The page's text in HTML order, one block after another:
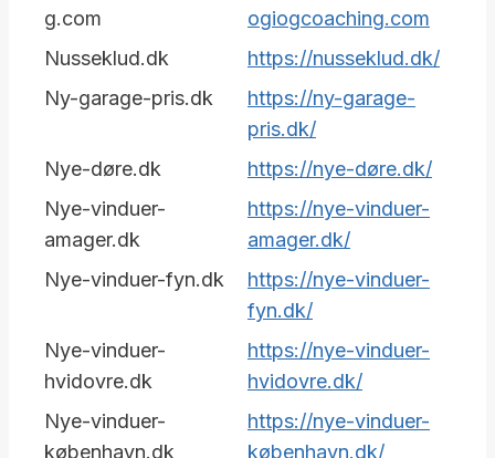
g.com
ogiogcoaching.com
Nusseklud.dk
https://nusseklud.dk/
Ny-garage-pris.dk
https://ny-garage-
pris.dk/
Nye-døre.dk
https://nye-døre.dk/
Nye-vinduer-
amager.dk
https://nye-vinduer-
amager.dk/
Nye-vinduer-fyn.dk
https://nye-vinduer-
fyn.dk/
Nye-vinduer-
hvidovre.dk
https://nye-vinduer-
hvidovre.dk/
Nye-vinduer-
københavn.dk
https://nye-vinduer-
københavn.dk/